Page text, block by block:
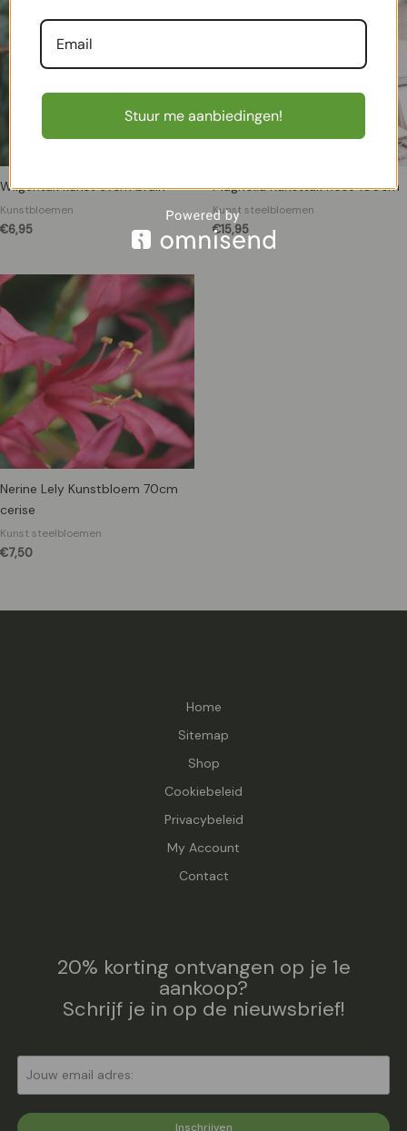
Wilgentak kunst 97cm bruin
Kunstbloemen
€6,95
Magnolia Kunsttak Rose 100cm
Kunst steelbloemen
€15,95
Nerine Lely Kunstbloem 70cm
cerise
Kunst steelbloemen
€7,50
Home
Sitemap
Shop
Cookiebeleid
Privacybeleid
My Account
Contact
20% korting ontvangen op je 1e
aankoop?
Schrijf je in op de nieuwsbrief!
Inschrijven
Stuur me aanbiedingen!